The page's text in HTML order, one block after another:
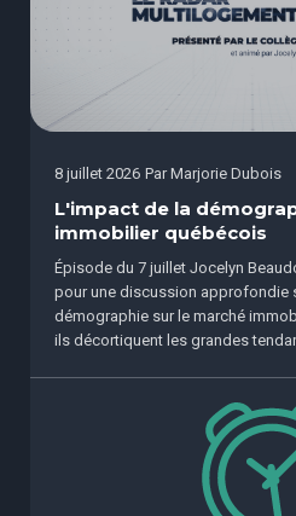
8 juillet 2026 Par Marjorie Dubois
L'impact de la
immobilier québécois
Épisode du 7 juillet Jocelyn
pour une discussion approfondie
démographie sur le marché
ils décortiquent les grandes